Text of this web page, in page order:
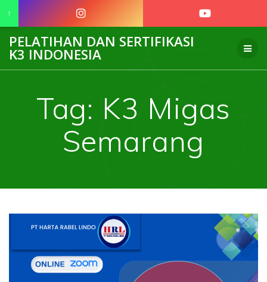
to
PELATIHAN DAN SERTIFIKASI
K3 INDONESIA
Tag: K3 Migas
Semarang
↑